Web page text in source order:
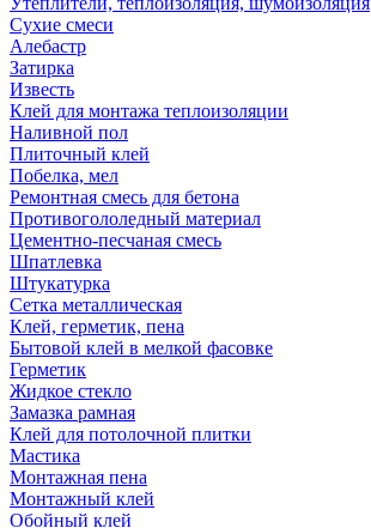
Сухие смеси
Алебастр
Затирка
Известь
Клей для монтажа теплоизоляции
Наливной пол
Плиточный клей
Побелка, мел
Ремонтная смесь для бетона
Противогололедный материал
Цементно-песчаная смесь
Шпатлевка
Штукатурка
Сетка металлическая
Клей, герметик, пена
Бытовой клей в мелкой фасовке
Герметик
Жидкое стекло
Замазка рамная
Клей для потолочной плитки
Мастика
Монтажная пена
Монтажный клей
Обойный клей